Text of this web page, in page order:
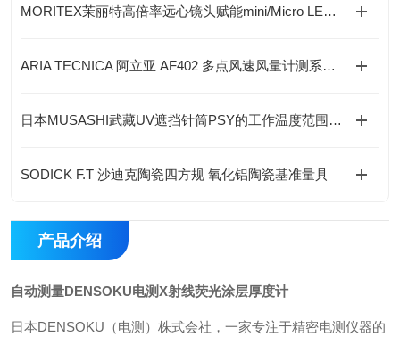
MORITEX茉丽特高倍率远心镜头赋能mini/Micro LED设备
ARIA TECNICA 阿立亚 AF402 多点风速风量计测系统--适用行业 & 应用场景
日本MUSASHI武藏UV遮挡针筒PSY的工作温度范围是多少？
SODICK F.T 沙迪克陶瓷四方规 氧化铝陶瓷基准量具
产品介绍
自动测量DENSOKU电测X射线荧光涂层厚度计
日本DENSOKU（电测）株式会社，一家专注于精密电测仪器的